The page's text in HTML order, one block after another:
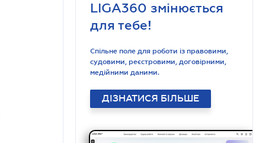
LIGA360 змінюється
для тебе!
Спільне поле для роботи із правовими,
судовими, реєстровими, договірними,
медійними даними.
ДІЗНАТИСЯ БІЛЬШЕ